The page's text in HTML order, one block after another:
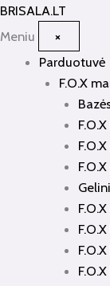
BRISALA.LT
Meniu
×
Parduotuvė
F.O.X
Pereiti
prie